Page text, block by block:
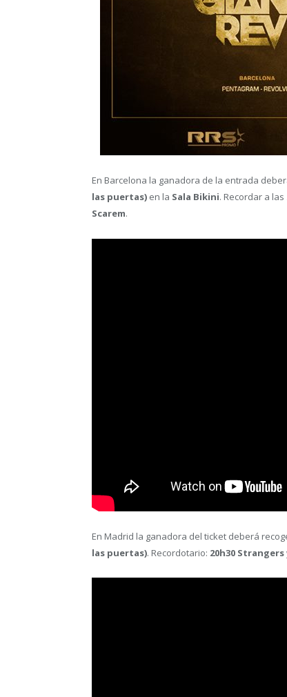
En Barcelona la ganadora de la entrada
las puertas) en la Sala Bikini. Recordar a las
Scarem.
En Madrid la ganadora del ticket deberá
las puertas). Recordotario: 20h30 Strangers